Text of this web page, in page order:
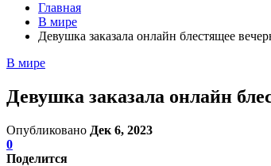
Главная
В мире
Девушка заказала онлайн блестящее
В мире
Девушка заказала онлайн
Опубликовано Дек 6, 2023
0
Поделится